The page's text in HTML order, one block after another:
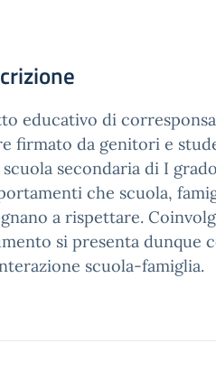
educativo di
firmato da genitori e
scuola secondaria di I
che scuola,
a rispettare.
si presenta dunque
scuola-famiglia.